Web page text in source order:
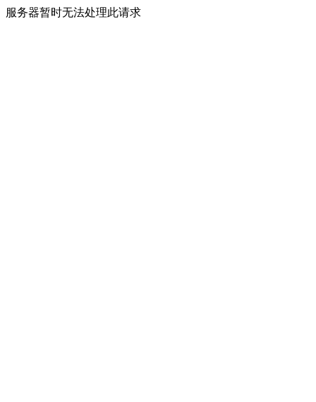
服务器暂时无法处理此请求